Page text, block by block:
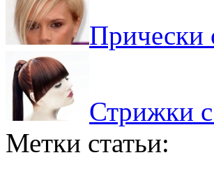
Прически
Стрижки
Метки статьи: